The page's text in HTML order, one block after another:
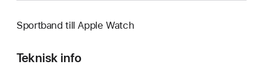
Sportband till Apple Watch
Teknisk info